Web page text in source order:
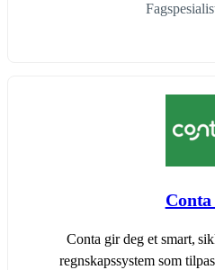
Conta
Conta gir deg et smart,
regnskapssystem som